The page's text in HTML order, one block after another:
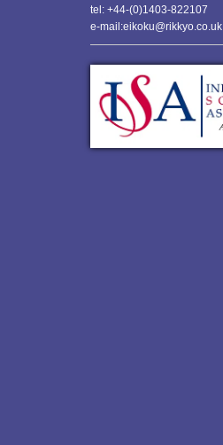
tel: +44-(0)1403-822107
e-mail:eikoku@rikkyo.co.uk